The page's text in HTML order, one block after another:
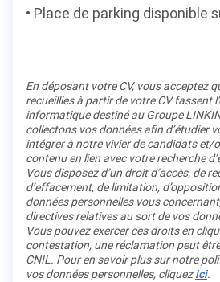
Place de parking disponible
En déposant votre CV, vous acceptez
recueillies à partir de votre CV fassent
informatique destiné au Groupe
collectons vos données afin d’étudier
intégrer à notre vivier de candidats et/
contenu en lien avec votre recherche
Vous disposez d’un droit d’accès, de
d’effacement, de limitation,
données personnelles vous
directives relatives au sort de vos
Vous pouvez exercer ces droits en
contestation, une réclamation peut
CNIL. Pour en savoir plus sur notre
vos données personnelles, cliquezici.